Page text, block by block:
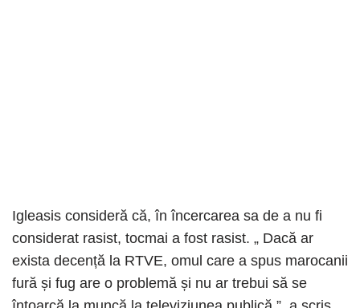
Igleasis consideră că, în încercarea sa de a nu fi
considerat rasist, tocmai a fost rasist. „ Dacă ar
exista decență la RTVE, omul care a spus marocanii
fură și fug are o problemă și nu ar trebui să se